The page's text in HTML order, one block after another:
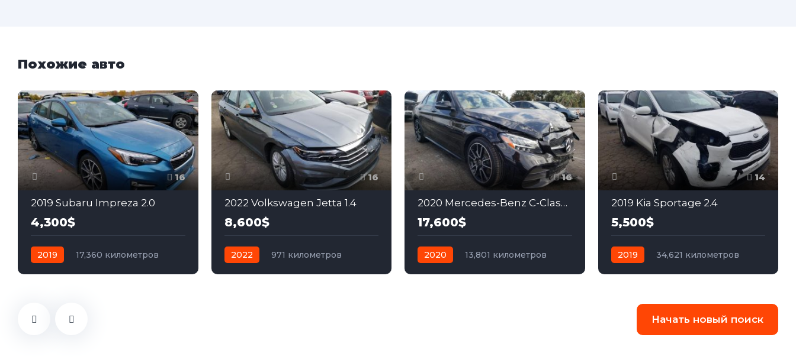
Похожие авто
16
2019 Subaru Impreza 2.0
4,300$
2019
17,360 километров
16
2022 Volkswagen Jetta 1.4
8,600$
2022
971 километров
16
2020 Mercedes-Benz C-Class 2.0
17,600$
2020
13,801 километров
14
2019 Kia Sportage 2.4
5,500$
2019
34,621 километров
Начать новый поиск